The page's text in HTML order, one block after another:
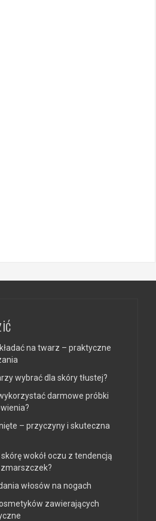
na twarz – praktyczne
wybrać dla skóry tłustej?
darmowe próbki
– przyczyny i skuteczna
wokół oczu z tendencją
włosów na nogach
zawierających